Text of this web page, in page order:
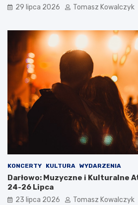
29 lipca 2026 Tomasz Kowalczyk
KONCERTY KULTURA WYDARZENIA
Darłowo: Muzyczne i Kulturalne
24-26 Lipca
23 lipca 2026 Tomasz Kowalczyk